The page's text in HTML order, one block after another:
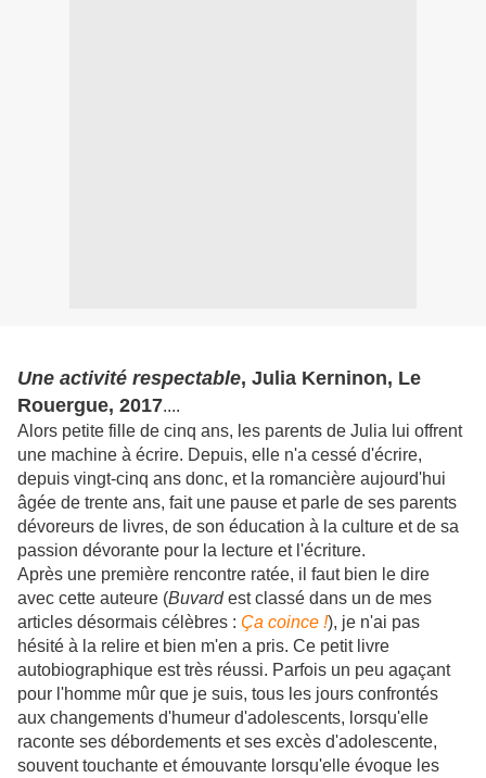
Une activité respectable, Julia Kerninon, Le
Rouergue, 2017....
Alors petite fille de cinq ans, les parents de Julia lui offrent
une machine à écrire. Depuis, elle n'a cessé d'écrire,
depuis vingt-cinq ans donc, et la romancière aujourd'hui
âgée de trente ans, fait une pause et parle de ses parents
dévoreurs de livres, de son éducation à la culture et de sa
passion dévorante pour la lecture et l'écriture.
Après une première rencontre ratée, il faut bien le dire
avec cette auteure (Buvardest classé dans un de mes
articles désormais célèbres : Ça coince !), je n'ai pas
hésité à la relire et bien m'en a pris. Ce petit livre
autobiographique est très réussi. Parfois un peu agaçant
pour l'homme mûr que je suis, tous les jours confrontés
aux changements d'humeur d'adolescents, lorsqu'elle
raconte ses débordements et ses excès d'adolescente,
souvent touchante et émouvante lorsqu'elle évoque les